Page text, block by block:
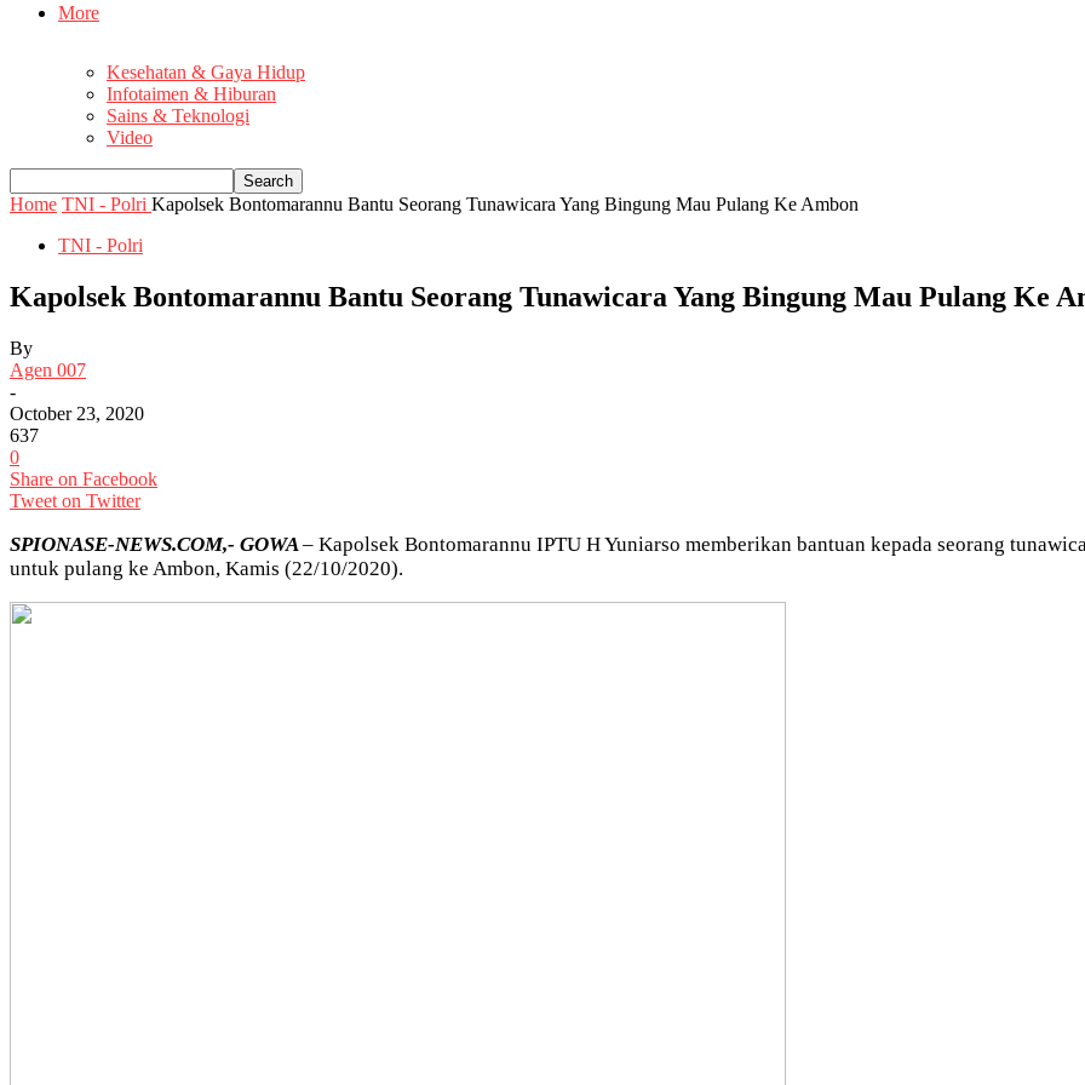
More
Kesehatan & Gaya Hidup
Infotaimen & Hiburan
Sains & Teknologi
Video
Home TNI - Polri Kapolsek Bontomarannu Bantu Seorang Tunawicara Yang Bingung Mau Pulang Ke Ambon
TNI - Polri
Kapolsek Bontomarannu Bantu Seorang Tunawicara Yang Bingung Mau Pulang Ke
By
Agen 007
-
October 23, 2020
637
0
Share on Facebook
Tweet on Twitter
SPIONASE-NEWS.COM,- GOWA– Kapolsek Bontomarannu IPTU H Yuniarso memberikan bantuan kepada seorang
untuk pulang ke Ambon, Kamis (22/10/2020).